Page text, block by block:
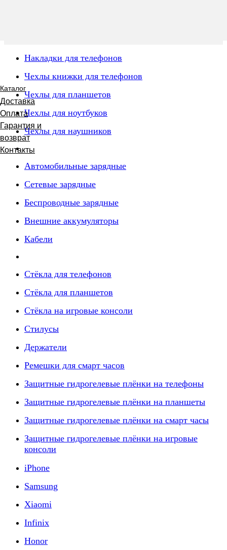
Каталог
Доставка
Оплата
Гарантия и
возврат
Контакты
Накладки для телефонов
Чехлы книжки для телефонов
Чехлы для планшетов
Чехлы для ноутбуков
Чехлы для наушников
Автомобильные зарядные
Сетевые зарядные
Беспроводные зарядные
Внешние аккумуляторы
Кабели
Стёкла для телефонов
Стёкла для планшетов
Стёкла на игровые консоли
Стилусы
Держатели
Ремешки для смарт часов
Защитные гидрогелевые плёнки на телефоны
Защитные гидрогелевые плёнки на планшеты
Защитные гидрогелевые плёнки на смарт часы
Защитные гидрогелевые плёнки на игровые
консоли
iPhone
Samsung
Xiaomi
Infinix
Honor